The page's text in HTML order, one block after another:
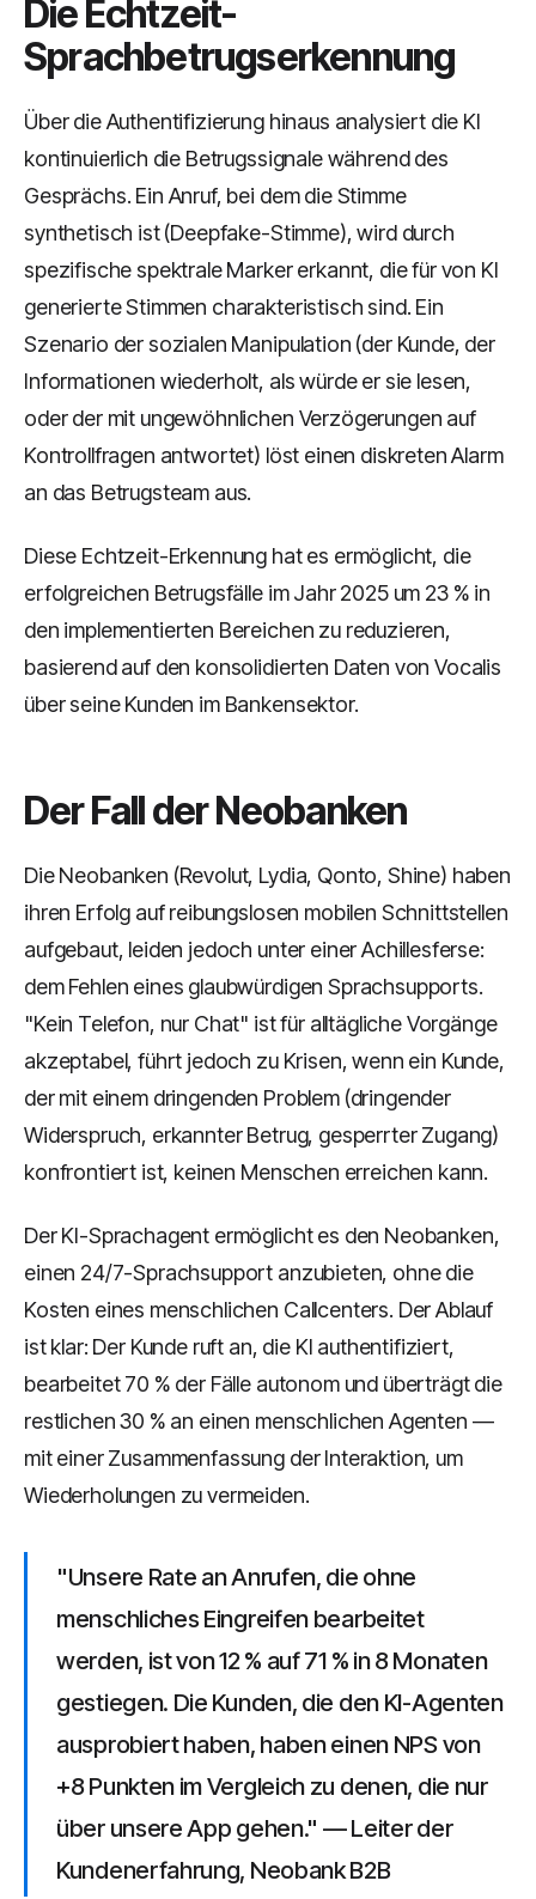
Die Echtzeit-
Sprachbetrugserkennung
Über die Authentifizierung hinaus analysiert die KI
kontinuierlich die Betrugssignale während des
Gesprächs. Ein Anruf, bei dem die Stimme
synthetisch ist (Deepfake-Stimme), wird durch
spezifische spektrale Marker erkannt, die für von KI
generierte Stimmen charakteristisch sind. Ein
Szenario der sozialen Manipulation (der Kunde, der
Informationen wiederholt, als würde er sie lesen,
oder der mit ungewöhnlichen Verzögerungen auf
Kontrollfragen antwortet) löst einen diskreten Alarm
an das Betrugsteam aus.
Diese Echtzeit-Erkennung hat es ermöglicht, die
erfolgreichen Betrugsfälle im Jahr 2025 um 23 % in
den implementierten Bereichen zu reduzieren,
basierend auf den konsolidierten Daten von Vocalis
über seine Kunden im Bankensektor.
Der Fall der Neobanken
Die Neobanken (Revolut, Lydia, Qonto, Shine) haben
ihren Erfolg auf reibungslosen mobilen Schnittstellen
aufgebaut, leiden jedoch unter einer Achillesferse:
dem Fehlen eines glaubwürdigen Sprachsupports.
"Kein Telefon, nur Chat" ist für alltägliche Vorgänge
akzeptabel, führt jedoch zu Krisen, wenn ein Kunde,
der mit einem dringenden Problem (dringender
Widerspruch, erkannter Betrug, gesperrter Zugang)
konfrontiert ist, keinen Menschen erreichen kann.
Der KI-Sprachagent ermöglicht es den Neobanken,
einen 24/7-Sprachsupport anzubieten, ohne die
Kosten eines menschlichen Callcenters. Der Ablauf
ist klar: Der Kunde ruft an, die KI authentifiziert,
bearbeitet 70 % der Fälle autonom und überträgt die
restlichen 30 % an einen menschlichen Agenten —
mit einer Zusammenfassung der Interaktion, um
Wiederholungen zu vermeiden.
"Unsere Rate an Anrufen, die ohne
menschliches Eingreifen bearbeitet
werden, ist von 12 % auf 71 % in 8 Monaten
gestiegen. Die Kunden, die den KI-Agenten
ausprobiert haben, haben einen NPS von
+8 Punkten im Vergleich zu denen, die nur
über unsere App gehen." — Leiter der
Kundenerfahrung, Neobank B2B